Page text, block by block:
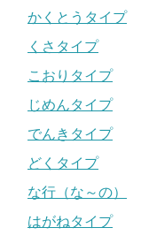
かくとうタイプ
くさタイプ
こおりタイプ
じめんタイプ
でんきタイプ
どくタイプ
な行（な～の）
はがねタイプ